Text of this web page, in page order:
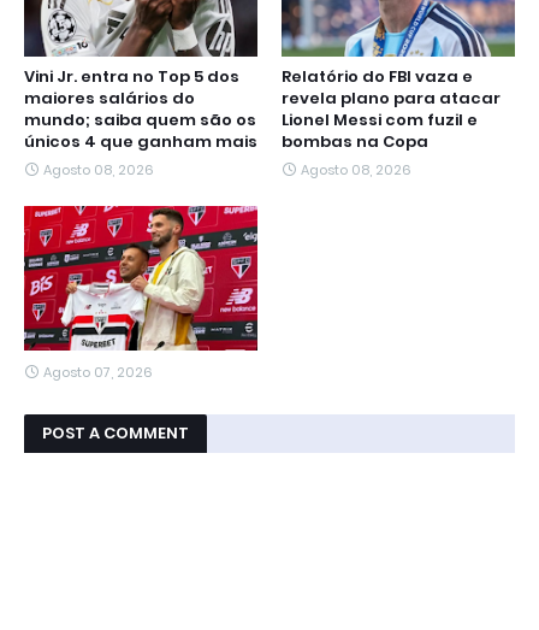
Vini Jr. entra no Top 5 dos
maiores salários do
mundo; saiba quem são os
únicos 4 que ganham mais
Agosto 08, 2026
Relatório do FBI vaza e
revela plano para atacar
Lionel Messi com fuzil e
bombas na Copa
Agosto 08, 2026
Agosto 07, 2026
POST A COMMENT